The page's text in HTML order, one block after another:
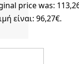
price was:
είναι: 96,27€.